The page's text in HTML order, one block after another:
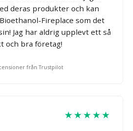
deras produkter och kan
Fireplace som det
Jag har aldrig upplevt ett så
och bra företag!
från Trustpilot
★★★★★